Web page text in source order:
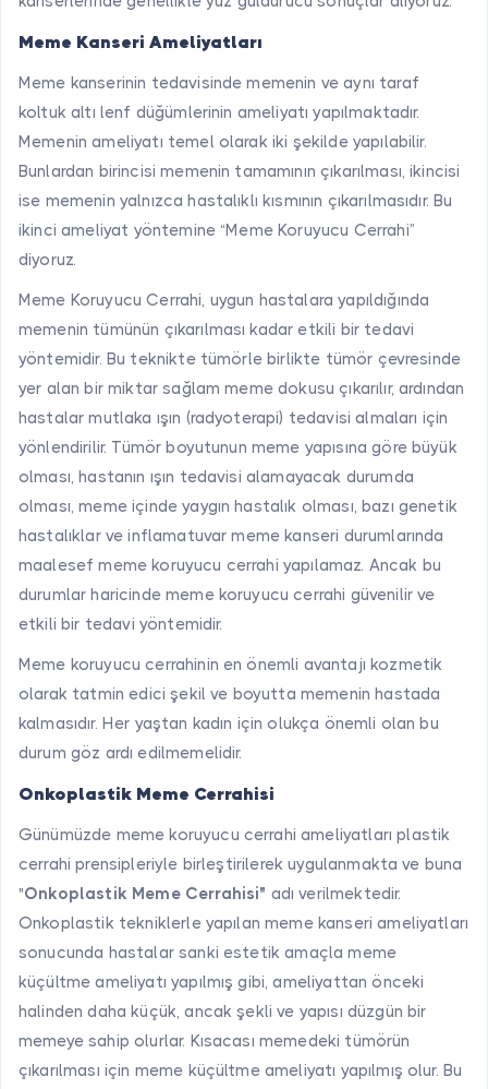
Meme Kanseri Ameliyatları
Meme kanserinin tedavisinde memenin ve aynı taraf
koltuk altı lenf düğümlerinin ameliyatı yapılmaktadır.
Memenin ameliyatı temel olarak iki şekilde yapılabilir.
Bunlardan birincisi memenin tamamının çıkarılması, ikincisi
ise memenin yalnızca hastalıklı kısmının çıkarılmasıdır. Bu
ikinci ameliyat yöntemine “Meme Koruyucu Cerrahi”
diyoruz.
Meme Koruyucu Cerrahi, uygun hastalara yapıldığında
memenin tümünün çıkarılması kadar etkili bir tedavi
yöntemidir. Bu teknikte tümörle birlikte tümör çevresinde
yer alan bir miktar sağlam meme dokusu çıkarılır, ardından
hastalar mutlaka ışın (radyoterapi) tedavisi almaları için
yönlendirilir. Tümör boyutunun meme yapısına göre büyük
olması, hastanın ışın tedavisi alamayacak durumda
olması, meme içinde yaygın hastalık olması, bazı genetik
hastalıklar ve inflamatuvar meme kanseri durumlarında
maalesef meme koruyucu cerrahi yapılamaz. Ancak bu
durumlar haricinde meme koruyucu cerrahi güvenilir ve
etkili bir tedavi yöntemidir.
Meme koruyucu cerrahinin en önemli avantajı kozmetik
olarak tatmin edici şekil ve boyutta memenin hastada
kalmasıdır. Her yaştan kadın için olukça önemli olan bu
durum göz ardı edilmemelidir.
Onkoplastik Meme Cerrahisi
Günümüzde meme koruyucu cerrahi ameliyatları plastik
cerrahi prensipleriyle birleştirilerek uygulanmakta ve buna
"Onkoplastik Meme Cerrahisi" adı verilmektedir.
Onkoplastik tekniklerle yapılan meme kanseri ameliyatları
sonucunda hastalar sanki estetik amaçla meme
küçültme ameliyatı yapılmış gibi, ameliyattan önceki
halinden daha küçük, ancak şekli ve yapısı düzgün bir
memeye sahip olurlar. Kısacası memedeki tümörün
çıkarılması için meme küçültme ameliyatı yapılmış olur. Bu